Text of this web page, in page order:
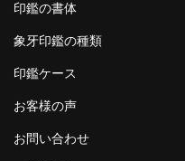
印鑑の書体
象牙印鑑の種類
印鑑ケース
お客様の声
お問い合わせ